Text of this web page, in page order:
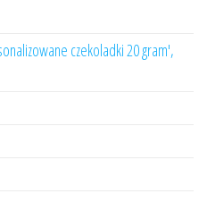
czekoladki 20 gram',